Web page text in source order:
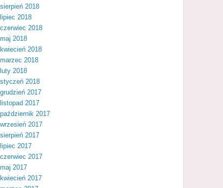
sierpień 2018
lipiec 2018
czerwiec 2018
maj 2018
kwiecień 2018
marzec 2018
luty 2018
styczeń 2018
grudzień 2017
listopad 2017
październik 2017
wrzesień 2017
sierpień 2017
lipiec 2017
czerwiec 2017
maj 2017
kwiecień 2017